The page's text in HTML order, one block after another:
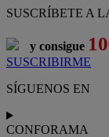
SUSCRÍBETE A
y consigue
SUSCRIBIRME
SÍGUENOS EN
CONFORAMA